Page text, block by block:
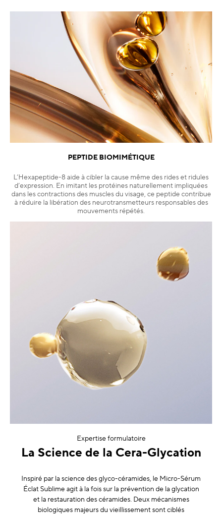
PEPTIDE BIOMIMÉTIQUE
L’Hexapeptide-8 aide à cibler la cause même des rides et ridules
d’expression. En imitant les protéines naturellement impliquées
dans les contractions des muscles du visage, ce peptide contribue
à réduire la libération des neurotransmetteurs responsables des
mouvements répétés.
Expertise formulatoire
La Science de la Cera-Glycation
Inspiré par la science des glyco-céramides, le Micro-Sérum
Éclat Sublime agit à la fois sur la prévention de la glycation
et la restauration des céramides. Deux mécanismes
biologiques majeurs du vieillissement sont ciblés